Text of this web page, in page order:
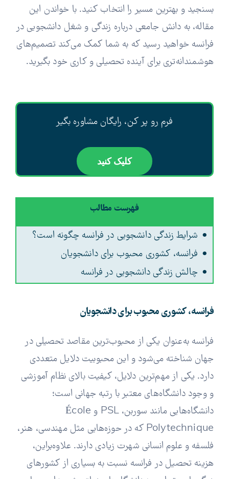
بسنجید و بهترین مسیر را انتخاب کنید. با خواندن این
مقاله، به دانش جامعی درباره زندگی و شغل دانشجویی در
فرانسه خواهید رسید که به شما کمک می‌کند تصمیم‌های
هوشمندانه‌تری برای آینده تحصیلی و کاری خود بگیرید.
فرم رو پر کن، رایگان مشاوره بگیر
کلیک کنید
فهرست مطالب
شرایط زندگی دانشجویی در فرانسه چگونه است؟
فرانسه، کشوری محبوب برای دانشجویان
چالش زندگی دانشجویی در فرانسه
فرانسه، کشوری محبوب برای دانشجویان
فرانسه به‌عنوان یکی از محبوب‌ترین مقاصد تحصیلی در
جهان شناخته می‌شود و این محبوبیت دلایل متعددی
دارد. یکی از مهم‌ترین دلایل، کیفیت بالای نظام آموزشی
و وجود دانشگاه‌های معتبر با رتبه جهانی است؛
دانشگاه‌هایی مانند سوربن، PSL و École
Polytechnique که در حوزه‌هایی مثل مهندسی، هنر،
فلسفه و علوم انسانی شهرت زیادی دارند. علاوه‌براین،
هزینه تحصیل در فرانسه نسبت به بسیاری از کشورهای